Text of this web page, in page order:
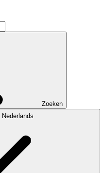
Zoeken